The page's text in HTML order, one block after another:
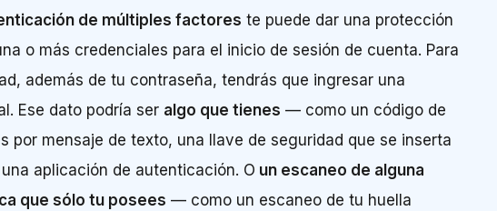
de múltiples factores te puede dar una protección
o más credenciales para el inicio de sesión de cuenta. Para
además de tu contraseña, tendrás que ingresar una
Ese dato podría ser algo que tienes — como un código de
por mensaje de texto, una llave de seguridad que se inserta
aplicación de autenticación. O un escaneo de alguna
que sólo tu posees — como un escaneo de tu huella